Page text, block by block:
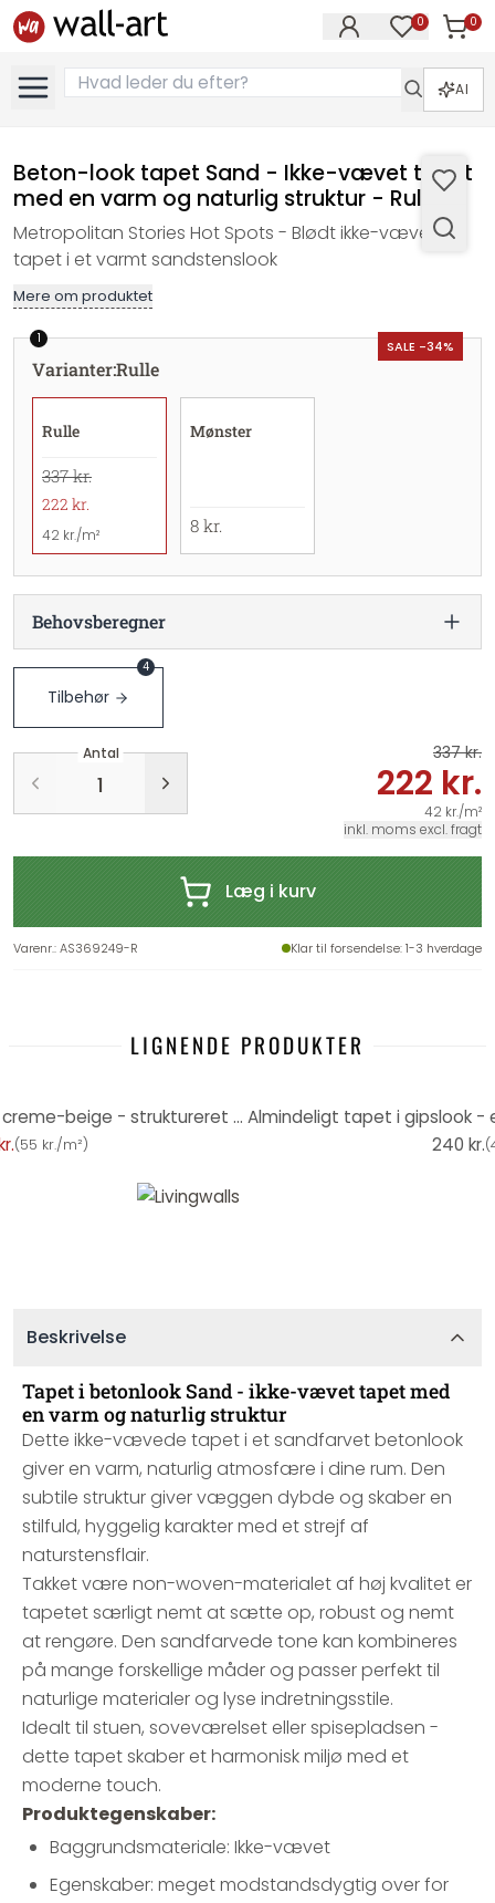
0 0
Varer
AI
Beton-look tapet Sand - Ikke-vævet tapet
med en varm og naturlig struktur - Rulle
Metropolitan Stories Hot Spots - Blødt ikke-vævet
tapet i et varmt sandstenslook
Mere om produktet
SALE -34%
1
Varianter:Rulle
Rulle
337 kr.
222 kr.
42 kr./m²
Mønster
8 kr.
Behovsberegner
Tilbehør
4
Antal 337 kr.
222 kr.
42 kr./m²
inkl. moms excl. fragt
Læg i kurv
Varenr.:AS369249-R Klar til forsendelse: 1-3 hverdage
LIGNENDE PRODUKTER
Ikke-vævet tapet i betonlook creme-beige - struktureret tapet med gipskarakter
(55 kr./m²) 240 kr.(
Beskrivelse
Tapet i betonlook Sand - ikke-vævet tapet med
en varm og naturlig struktur
Dette ikke-vævede tapet i et sandfarvet betonlook
giver en varm, naturlig atmosfære i dine rum. Den
subtile struktur giver væggen dybde og skaber en
stilfuld, hyggelig karakter med et strejf af
naturstensflair.
Takket være non-woven-materialet af høj kvalitet er
tapetet særligt nemt at sætte op, robust og nemt
at rengøre. Den sandfarvede tone kan kombineres
på mange forskellige måder og passer perfekt til
naturlige materialer og lyse indretningsstile.
Idealt til stuen, soveværelset eller spisepladsen -
dette tapet skaber et harmonisk miljø med et
moderne touch.
Produktegenskaber:
Baggrundsmateriale: Ikke-vævet
Egenskaber: meget modstandsdygtig over for